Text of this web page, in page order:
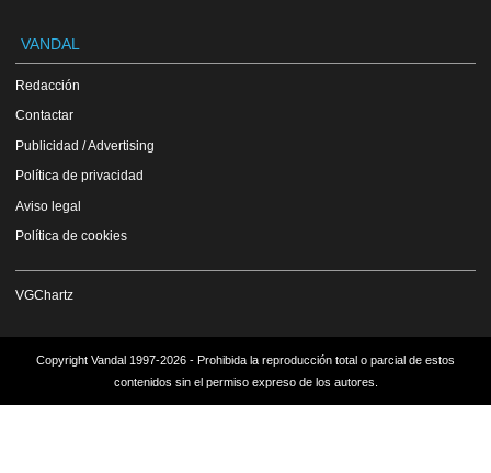
VANDAL
Redacción
Contactar
Publicidad / Advertising
Política de privacidad
Aviso legal
Política de cookies
VGChartz
Copyright Vandal 1997-2026 - Prohibida la reproducción total o parcial de estos
contenidos sin el permiso expreso de los autores.